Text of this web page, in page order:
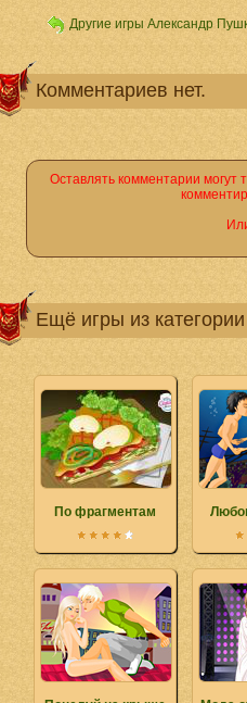
Другие игры Александр
Комментариев нет.
Оставлять комментарии могут
Ещё игры из категории
По фрагментам